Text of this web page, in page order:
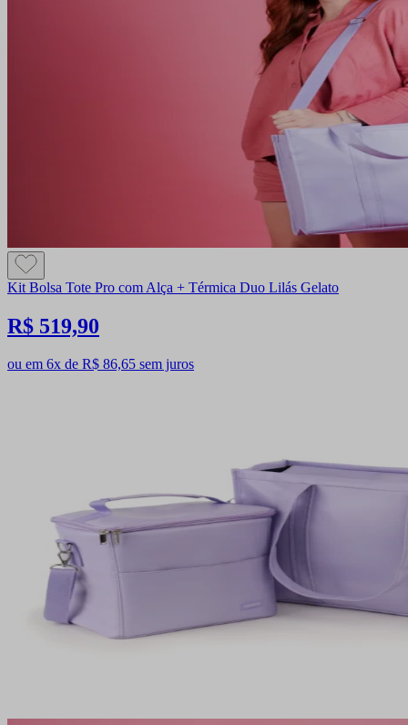
Kit Bolsa Tote Pro com Alça + Térmica Duo Lilás Gelato
R$ 519,90
ou em 6x de R$ 86,65 sem juros